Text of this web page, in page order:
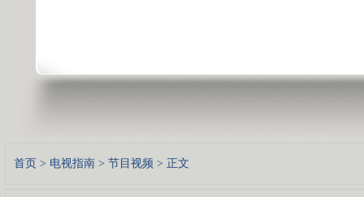
首页 > 电视指南 > 节目视频 > 正文